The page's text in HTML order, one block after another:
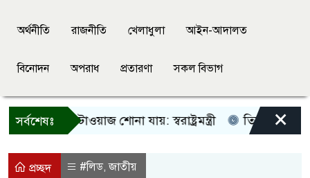
অর্থনীতি রাজনীতি খেলাধুলা আইন-আদালত
বিনোদন অপরাধ প্রতারণা সকল বিভাগ
সর্বশেষঃ
আওয়াজ-টাওয়াজ শোনা যায়: স্বরাষ্ট্রমন্ত্রী তিন দিনের মধ্যে
×
প্রচ্ছদ #লিড,জাতীয়